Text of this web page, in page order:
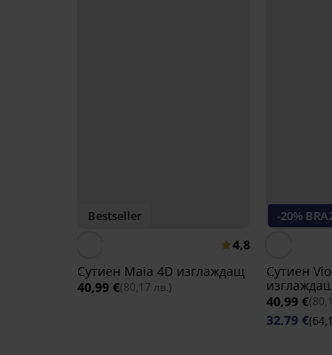
Bestseller
4,8
Сутиен Maia 4D изглаждащ
40,99 €(80,17 лв.)
-20%
Сутиен
40,99 €
32,79 €